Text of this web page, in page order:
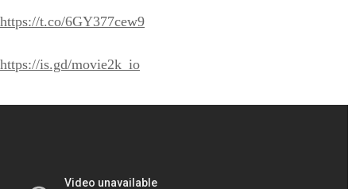
https://t.co/6GY377cew9
https://is.gd/movie2k_io